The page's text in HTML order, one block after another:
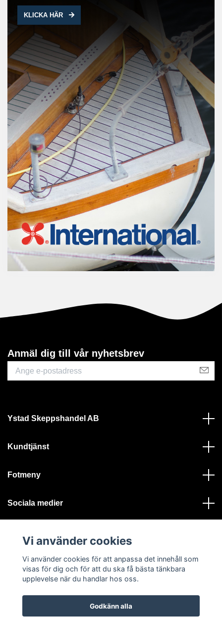
KLICKA HÄR
Anmäl dig till vår nyhetsbrev
Ystad Skeppshandel AB
Kundtjänst
Fotmeny
Sociala medier
© 2026 Ystad Skeppshandel - Alla rättigheter reserverade
Vi använder cookies
Vi använder cookies för att anpassa det innehåll som
visas för dig och för att du ska få bästa tänkbara
upplevelse när du handlar hos oss.
Godkänn alla